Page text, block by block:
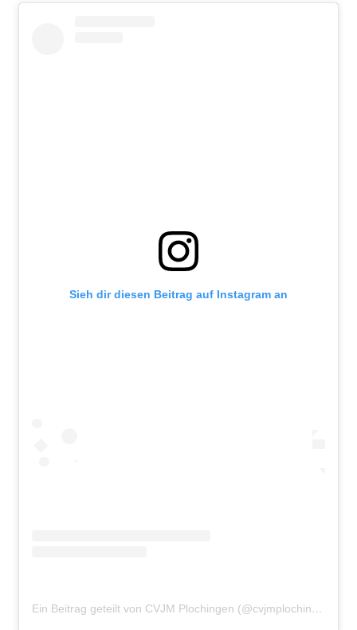
Sieh dir diesen Beitrag auf Instagram an
Ein Beitrag geteilt von CVJM Plochingen (@cvjmplochingen)